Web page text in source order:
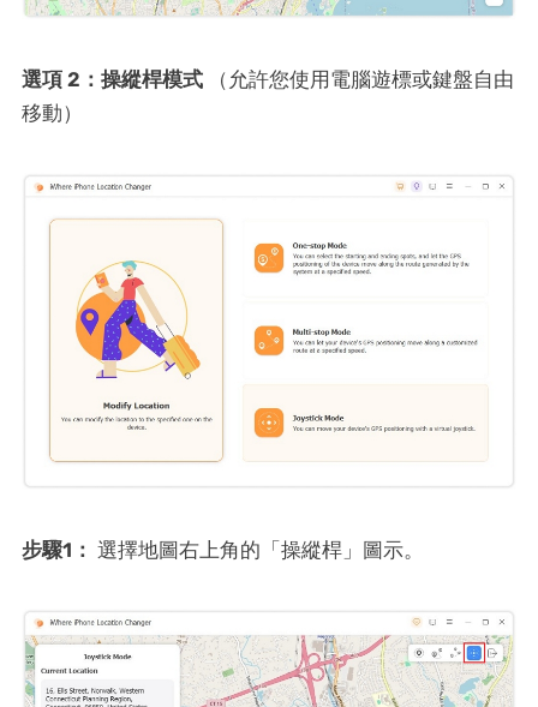
選項 2：操縱桿模式（允許您使用電腦遊標或鍵盤自由
移動）
步驟1： 選擇地圖右上角的「操縱桿」圖示。